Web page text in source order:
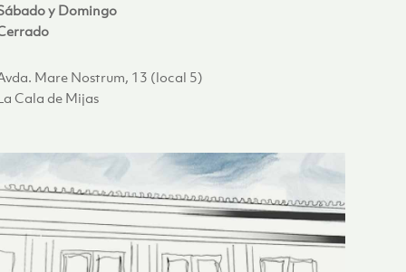
y Domingo
Mare Nostrum, 13 (local 5)
Cala de Mijas